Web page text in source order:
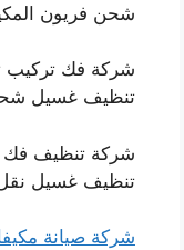
شحن فريون
شركة فك تركيب
تنظيف غسيل
شركة تنظيف فك
تنظيف غسيل
شركة صيانة